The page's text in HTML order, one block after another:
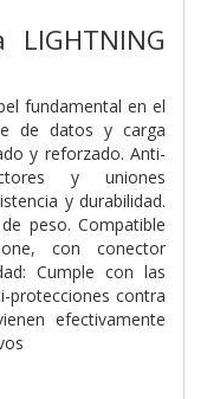
fundamental en el
de datos y carga
y reforzado. Anti-
y uniones
y durabilidad.
peso. Compatible
con conector
Cumple con las
protecciones contra
efectivamente